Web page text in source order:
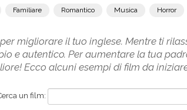
Familiare Romantico Musica Horror
migliorare il tuo inglese. Mentre ti
e autentico. Per aumentare la tua
Ecco alcuni esempi di film da
un film: